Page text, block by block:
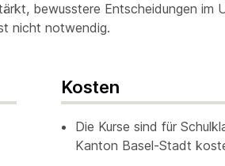
bewusstere Entscheidungen im
nicht notwendig.
Kosten
Die Kurse sind für
Kanton Basel-Stadt